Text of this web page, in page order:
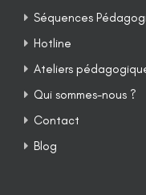
Séquences
Hotline
Ateliers
Qui sommes-nous ?
Contact
Blog